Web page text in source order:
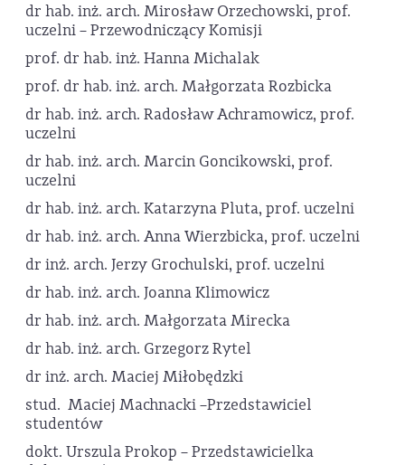
dr hab. inż. arch. Mirosław Orzechowski, prof.
uczelni – Przewodniczący Komisji
prof. dr hab. inż. Hanna Michalak
prof. dr hab. inż. arch. Małgorzata Rozbicka
dr hab. inż. arch. Radosław Achramowicz, prof.
uczelni
dr hab. inż. arch. Marcin Goncikowski, prof.
uczelni
dr hab. inż. arch. Katarzyna Pluta, prof. uczelni
dr hab. inż. arch. Anna Wierzbicka, prof. uczelni
dr inż. arch. Jerzy Grochulski, prof. uczelni
dr hab. inż. arch. Joanna Klimowicz
dr hab. inż. arch. Małgorzata Mirecka
dr hab. inż. arch. Grzegorz Rytel
dr inż. arch. Maciej Miłobędzki
stud. Maciej Machnacki –Przedstawiciel
studentów
dokt. Urszula Prokop – Przedstawicielka